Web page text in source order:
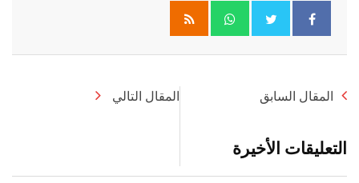
Whatsapp
المقال السابق المقال التالي
التعليقات الأخيرة